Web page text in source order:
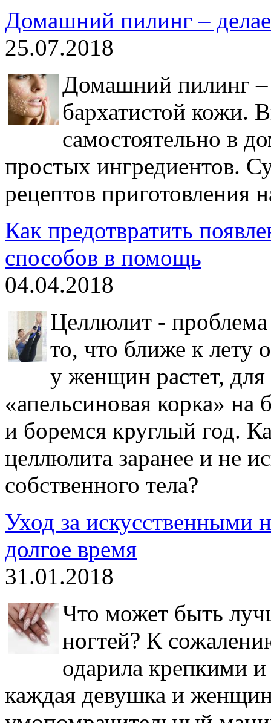
Домашний пилинг –
25.07.2018
Домашний пилинг –
бархатистой кожи.
самостоятельно в
простых ингредиентов.
рецептов приготовления
Как предотвратить
способов в помощь
04.04.2018
Целлюлит - проблема
то, что ближе к лету
у женщин растет,
«апельсиновая корка»
и боремся круглый год.
целлюлита заранее и не
собственного тела?
Уход за искусственными
долгое время
31.01.2018
Что может быть
ногтей? К
одарила крепкими
каждая девушка и